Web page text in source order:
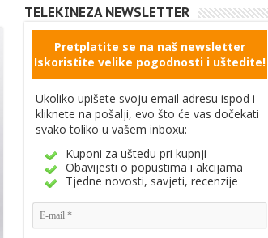
TELEKINEZA NEWSLETTER
Pretplatite se na naš newsletter
Iskoristite velike pogodnosti i uštedite!
Ukoliko upišete svoju email adresu ispod i
kliknete na pošalji, evo što će vas dočekati
svako toliko u vašem inboxu:
Kuponi za uštedu pri kupnji
Obavijesti o popustima i akcijama
Tjedne novosti, savjeti, recenzije